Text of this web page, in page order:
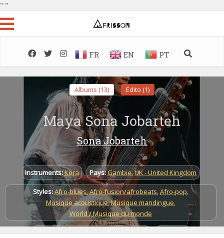
" "
FR EN PT
Albums (13) Edito (1)
Maya Sona Jobarteh
Sona Jobarteh
Instruments:Kora Pays:Gambie,UK - United Kingdom
Styles:Afro-blues,Afro-fusion/afrobeats,Afro-pop,
Musique acoustique,Musique mandingue,
World / Musique du monde